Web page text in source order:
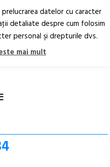
RO EN
datelor cu caracter
detaliate despre cum folosim
personal şi drepturile dvs.
mai mult